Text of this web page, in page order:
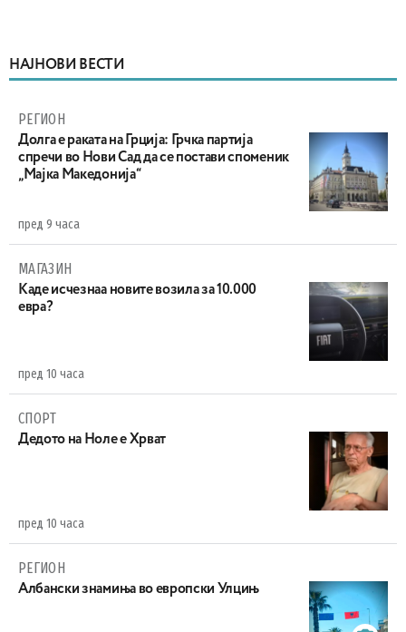
НАЈНОВИ ВЕСТИ
РЕГИОН
Долга е раката на Грција: Грчка партија
спречи во Нови Сад да се постави споменик
„Мајка Македонија“
пред 9 часа
МАГАЗИН
Каде исчезнаа новите возила за 10.000
евра?
пред 10 часа
СПОРТ
Дедото на Ноле е Хрват
пред 10 часа
РЕГИОН
Aлбански знамиња во европски Улцињ